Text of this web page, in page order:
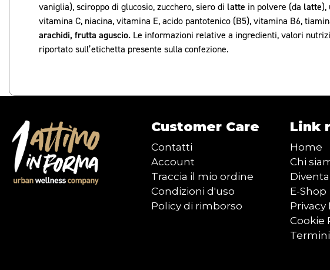
vaniglia), sciroppo di glucosio, zucchero, siero di latte in polvere (da latte),
vitamina C, niacina, vitamina E, acido pantotenico (B5), vitamina B6,
arachidi, frutta aguscio. Le informazioni relative a ingredienti, valori
riportato sull’etichetta presente sulla confezione.
Customer Care
Contatti
Account
Traccia il mio ordine
Condizioni d'uso
Policy di rimborso
Link
Home
Chi
E-Shop
Privacy
Cookie